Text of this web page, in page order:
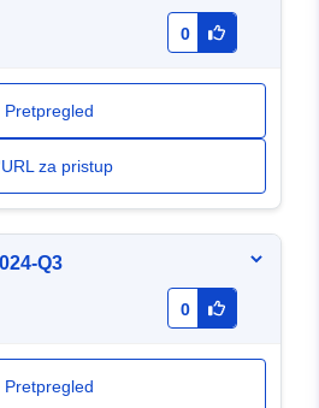
0
Pretpregled
URL za pristup
Q3
0
Pretpregled